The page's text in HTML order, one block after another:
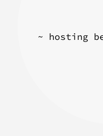
~ hosting